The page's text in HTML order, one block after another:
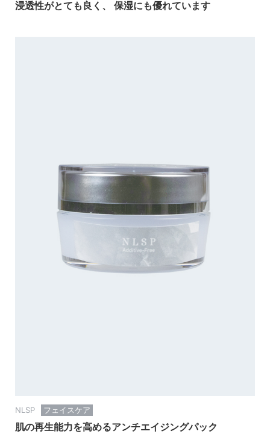
浸透性がとても良く、 保湿にも優れています
NLSP フェイスケア
肌の再生能力を高めるアンチエイジングパック